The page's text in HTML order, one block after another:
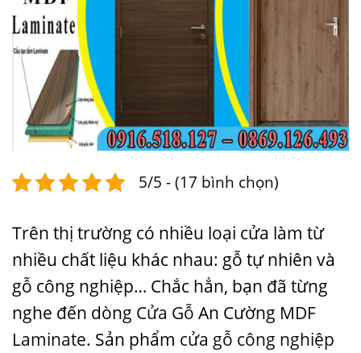
5/5 - (17 bình chọn)
Trên thị trường có nhiều loại cửa làm từ
nhiều chất liệu khác nhau: gỗ tự nhiên và
gỗ công nghiệp… Chắc hẳn, bạn đã từng
nghe đến dòng Cửa Gỗ An Cường MDF
Laminate. Sản phẩm cửa gỗ công nghiệp